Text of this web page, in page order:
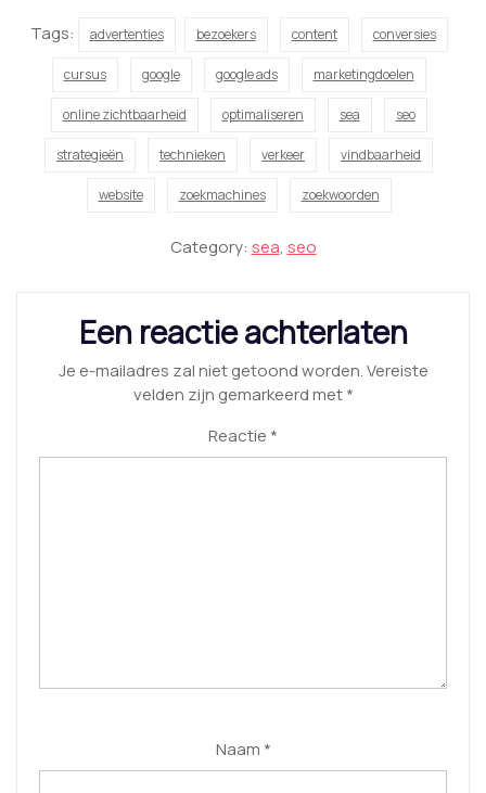
Tags:
advertenties bezoekers content conversies
cursus google google ads marketingdoelen
online zichtbaarheid optimaliseren sea seo
strategieën technieken verkeer vindbaarheid
website zoekmachines zoekwoorden
Category: sea, seo
Een reactie achterlaten
Je e-mailadres zal niet getoond worden.Vereiste
velden zijn gemarkeerd met*
Reactie *
Naam *